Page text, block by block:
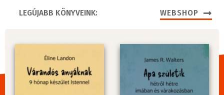
LEGÚJABB KÖNYVEINK: WEBSHOP